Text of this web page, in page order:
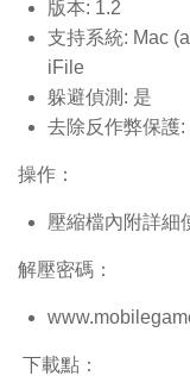
版本: 1.2
支持系統: Mac
iFile
躲避偵測: 是
去除反作弊保護:
操作：
壓縮檔內附詳細
解壓密碼：
下載點：